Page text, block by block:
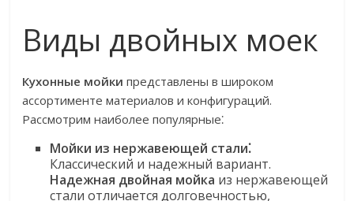
Виды двойных моек
Кухонные мойки представлены в широком
ассортименте материалов и конфигураций.
Рассмотрим наиболее популярные⁚
Мойки из нержавеющей стали⁚
Классический и надежный вариант.
Надежная двойная мойка из нержавеющей
стали отличается долговечностью,